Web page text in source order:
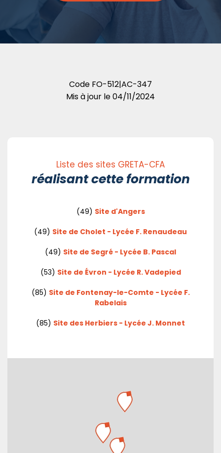
Code FO-512|AC-347
Mis à jour le04/11/2024
Liste des sites GRETA-CFA
réalisant cette formation
(49) Site d'Angers
(49) Site de Cholet - Lycée F. Renaudeau
(49) Site de Segré - Lycée B. Pascal
(53) Site de Évron - Lycée R. Vadepied
(85) Site de Fontenay-le-Comte - Lycée F.
Rabelais
(85) Site des Herbiers - Lycée J. Monnet